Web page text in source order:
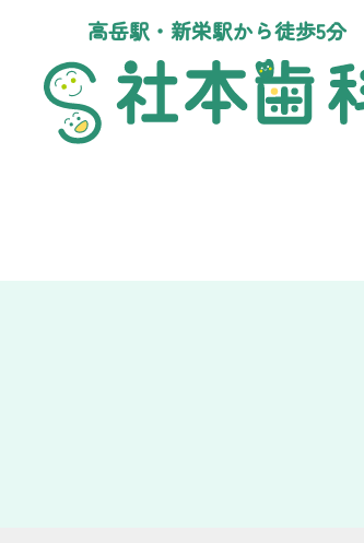
高岳駅・新栄駅から徒歩5分